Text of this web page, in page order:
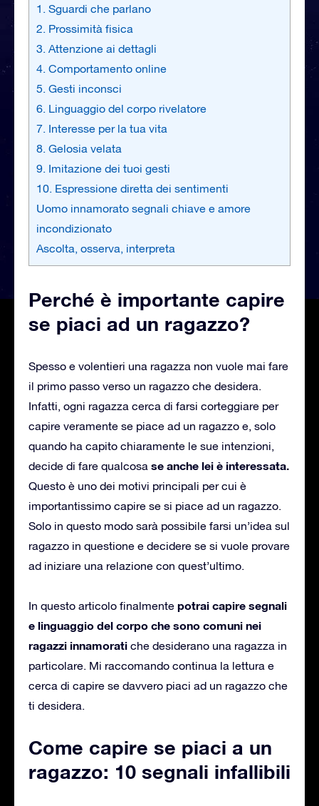
1. Sguardi che parlano
2. Prossimità fisica
3. Attenzione ai dettagli
4. Comportamento online
5. Gesti inconsci
6. Linguaggio del corpo rivelatore
7. Interesse per la tua vita
8. Gelosia velata
9. Imitazione dei tuoi gesti
10. Espressione diretta dei sentimenti
Uomo innamorato segnali chiave e amore
incondizionato
Ascolta, osserva, interpreta
Perché è importante capire
se piaci ad un ragazzo?
Spesso e volentieri una ragazza non vuole mai fare
il primo passo verso un ragazzo che desidera.
Infatti, ogni ragazza cerca di farsi corteggiare per
capire veramente se piace ad un ragazzo e, solo
quando ha capito chiaramente le sue intenzioni,
decide di fare qualcosa se anche lei è interessata.
Questo è uno dei motivi principali per cui è
importantissimo capire se si piace ad un ragazzo.
Solo in questo modo sarà possibile farsi un’idea sul
ragazzo in questione e decidere se si vuole provare
ad iniziare una relazione con quest’ultimo.
In questo articolo finalmente potrai capire segnali
e linguaggio del corpo che sono comuni nei
ragazzi innamorati che desiderano una ragazza in
particolare. Mi raccomando continua la lettura e
cerca di capire se davvero piaci ad un ragazzo che
ti desidera.
Come capire se piaci a un
ragazzo: 10 segnali infallibili